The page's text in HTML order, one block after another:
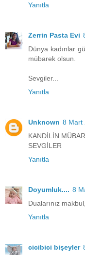
Yanıtla
Zerrin Pasta Evi
Dünya kadınlar
mübarek olsun.
Sevgiler...
Yanıtla
Unknown 8 Mart
KANDİLİN
SEVGİLER
Yanıtla
Doyumluk.... 8
Dualarınız
Yanıtla
cicibici bişeyler